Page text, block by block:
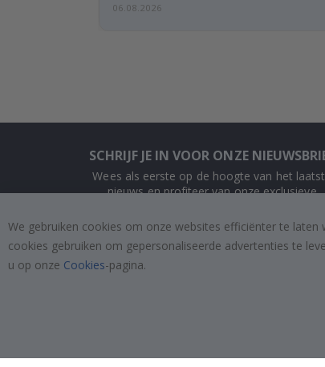
06.08.2026
SCHRIJF JE IN VOOR ONZE
Wees als eerste op de hoogte van het
nieuws en profiteer van onze exclusieve
INSCHRIJVEN
We gebruiken cookies om onze websites efficiënter te
cookies gebruiken om gepersonaliseerde advertenties te
u op onze Cookies-pagina.